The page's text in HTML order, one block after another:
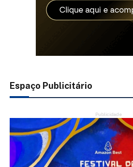
Espaço Publicitário
Publicidade